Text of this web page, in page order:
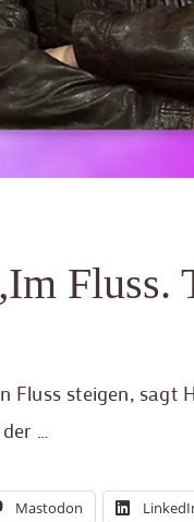
Fluss.
Fluss steigen, sagt
…
Mastodon